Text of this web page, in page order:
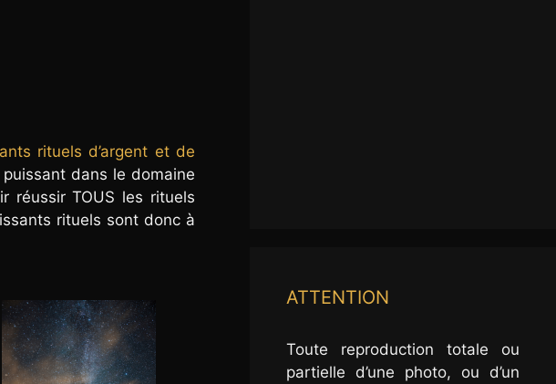
rituels d’argent et de
dans le domaine
réussir TOUS les rituels
rituels sont donc à
ATTENTION
Toute reproduction totale ou
partielle d’une photo, ou d’un